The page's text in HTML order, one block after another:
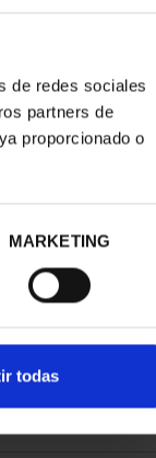
de redes sociales
partners de
proporcionado o
MARKETING
todas